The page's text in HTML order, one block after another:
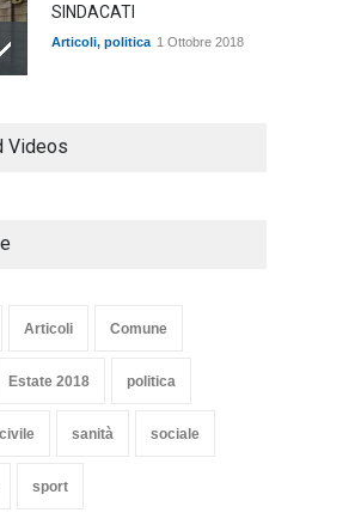
SINDACATI
Articoli, politica 1 Ottobre 2018
COMMEDIA"
TARQUINIA
Videos
Articoli Comune
Estate 2018 politica
sanità sociale
sport